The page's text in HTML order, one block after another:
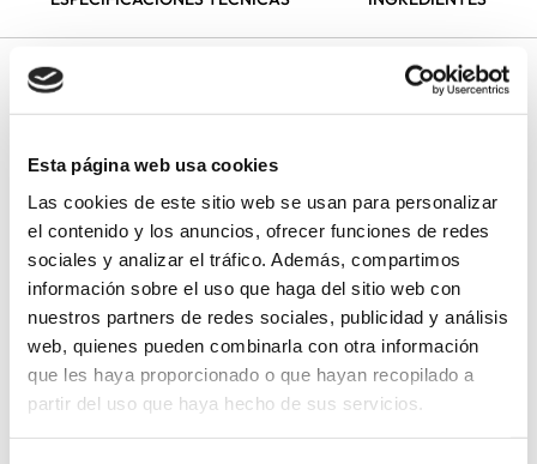
Esta página web usa cookies
Las cookies de este sitio web se usan para personalizar
el contenido y los anuncios, ofrecer funciones de redes
sociales y analizar el tráfico. Además, compartimos
información sobre el uso que haga del sitio web con
nuestros partners de redes sociales, publicidad y análisis
web, quienes pueden combinarla con otra información
que les haya proporcionado o que hayan recopilado a
partir del uso que haya hecho de sus servicios.
DESCRIPCIÓN
Cat’s Best Smart Pellets es perfecto para gatos de pelo largo,
ya que, gracias a la forma especial de los pellets, evita la
adherencia al pelo y las patas. Debido a su eficiencia puede
permanecer hasta 7 semanas en el arenero antes de
cambiarlo completamente.